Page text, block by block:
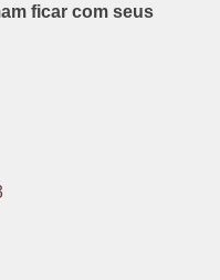
ficar com seus